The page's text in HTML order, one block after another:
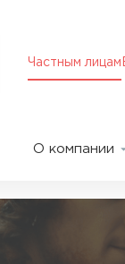
Частным лицам
О компании